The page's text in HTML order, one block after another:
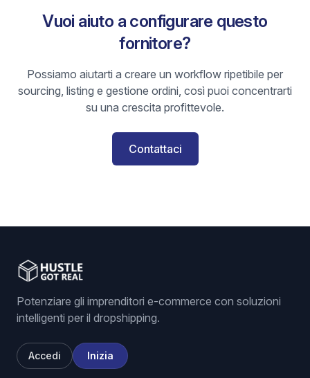
Vuoi aiuto a configurare questo
fornitore?
Possiamo aiutarti a creare un workflow ripetibile per
sourcing, listing e gestione ordini, così puoi concentrarti
su una crescita profittevole.
Contattaci
Potenziare gli imprenditori e-commerce con soluzioni
intelligenti per il dropshipping.
Accedi Inizia